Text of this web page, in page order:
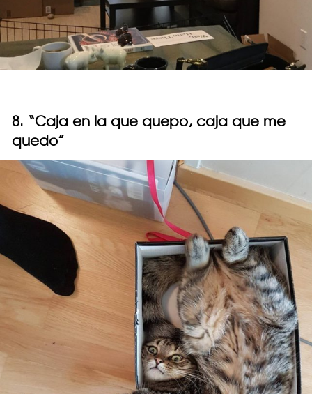
8. “Caja en la que quepo, caja que me
quedo”